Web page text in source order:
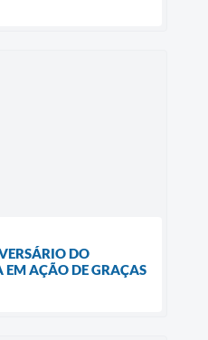
DO
AÇÃO DE GRAÇAS